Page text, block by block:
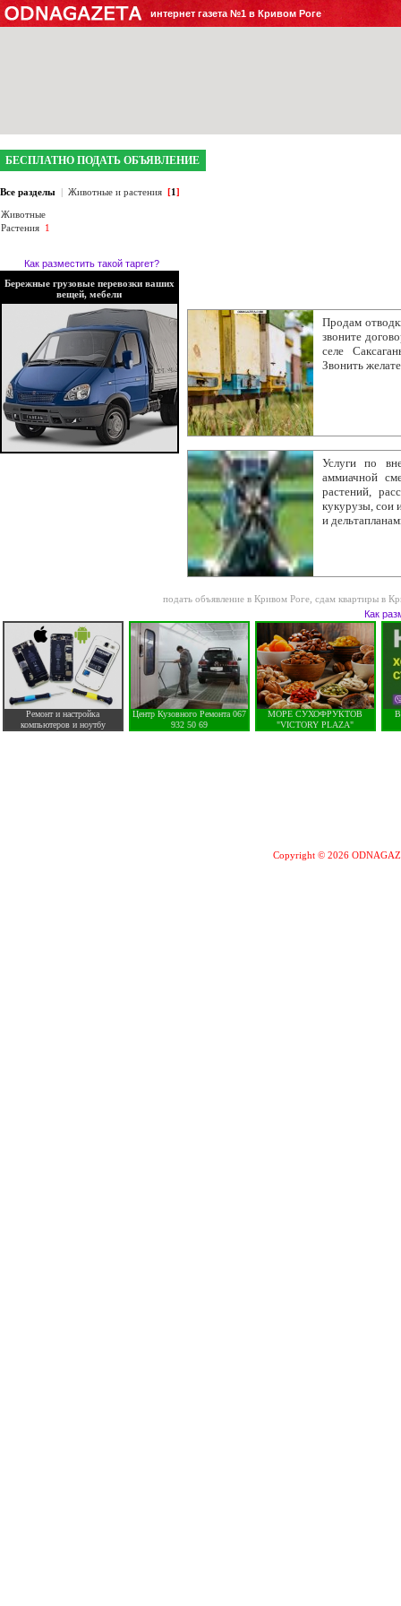
интернет газета №1 в Кривом Роге
БЕСПЛАТНО ПОДАТЬ ОБЪЯВЛЕНИЕ
Все разделы | Животные и растения [1]
Животные
Растения 1
Как разместить такой таргет?
Бережные грузовые перевозки ваших
вещей, мебели
Продам
звоните
селе
Звонить
Услуги по
аммиачной
растений,
кукурузы, сои
и
подать объявление в Кривом Роге сдам квартиры в
Как
Ремонт и настройка
компьютеров и ноутбу
Центр Кузовного Ремонта 067
932 50 69
МОРЕ СУХОФРУКТОВ
"VICTORY PLAZA"
Copyright © 2026